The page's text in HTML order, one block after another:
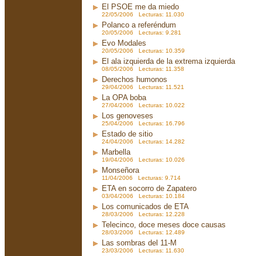
El PSOE me da miedo
22/05/2006 Lecturas: 11.030
Polanco a referéndum
20/05/2006 Lecturas: 9.281
Evo Modales
20/05/2006 Lecturas: 10.359
El ala izquierda de la extrema izquierda
08/05/2006 Lecturas: 11.358
Derechos humonos
29/04/2006 Lecturas: 11.521
La OPA boba
27/04/2006 Lecturas: 10.022
Los genoveses
25/04/2006 Lecturas: 16.796
Estado de sitio
24/04/2006 Lecturas: 14.282
Marbella
19/04/2006 Lecturas: 10.026
Monseñora
11/04/2006 Lecturas: 9.714
ETA en socorro de Zapatero
03/04/2006 Lecturas: 10.184
Los comunicados de ETA
28/03/2006 Lecturas: 12.228
Telecinco, doce meses doce causas
28/03/2006 Lecturas: 12.489
Las sombras del 11-M
23/03/2006 Lecturas: 11.630